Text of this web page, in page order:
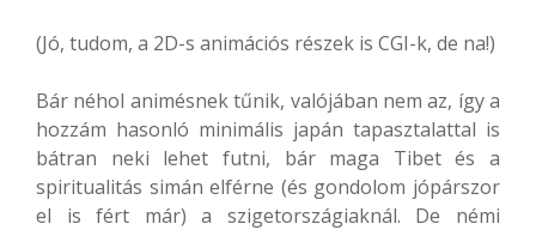
(Jó, tudom, a 2D-s animációs részek is CGI-k, de na!)
Bár néhol animésnek tűnik, valójában nem az, így a
hozzám hasonló minimális japán tapasztalattal is
bátran neki lehet futni, bár maga Tibet és a
spiritualitás simán elférne (és gondolom jópárszor
el is fért már) a szigetországiaknál. De némi